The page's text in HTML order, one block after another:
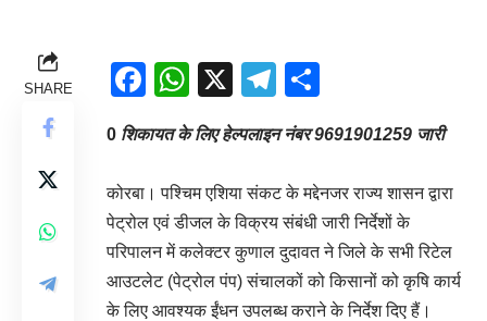
SHARE Facebook
WhatsApp
X Telegram
0 शिकायत के लिए हेल्पलाइन नंबर 9691901259 जारी
कोरबा। पश्चिम एशिया संकट के मद्देनजर राज्य शासन द्वारा
पेट्रोल एवं डीजल के विक्रय संबंधी जारी निर्देशों के
परिपालन में कलेक्टर कुणाल दुदावत ने जिले के सभी रिटेल
आउटलेट (पेट्रोल पंप) संचालकों को किसानों को कृषि कार्य
के लिए आवश्यक ईंधन उपलब्ध कराने के निर्देश दिए हैं।